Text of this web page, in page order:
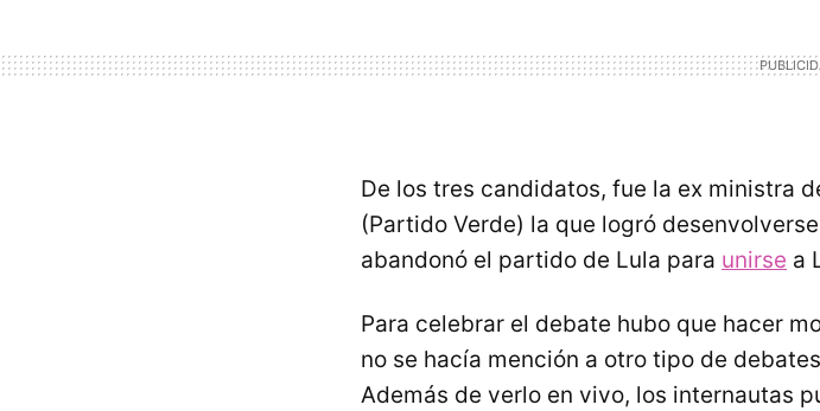
De los tres candidatos, fue la ex ministra
(Partido Verde) la que logró
abandonó el partido de Lula para unirse a
Para celebrar el debate hubo que hacer
no se hacía mención a otro tipo de
Además de verlo en vivo, los internautas